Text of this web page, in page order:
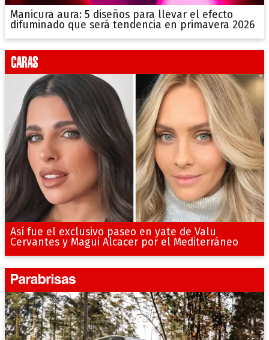
Manicura aura: 5 diseños para llevar el efecto
difuminado que será tendencia en primavera 2026
Así fue el exclusivo paseo en yate de Valu
Cervantes y Magui Alcacer por el Mediterráneo